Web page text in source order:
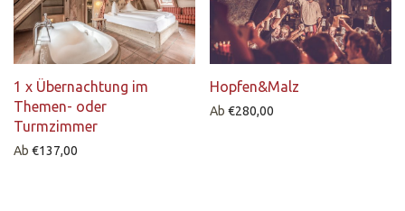
1 x Übernachtung im
Themen- oder
Turmzimmer
Ab €137,00
Hopfen&Malz
Ab €280,00